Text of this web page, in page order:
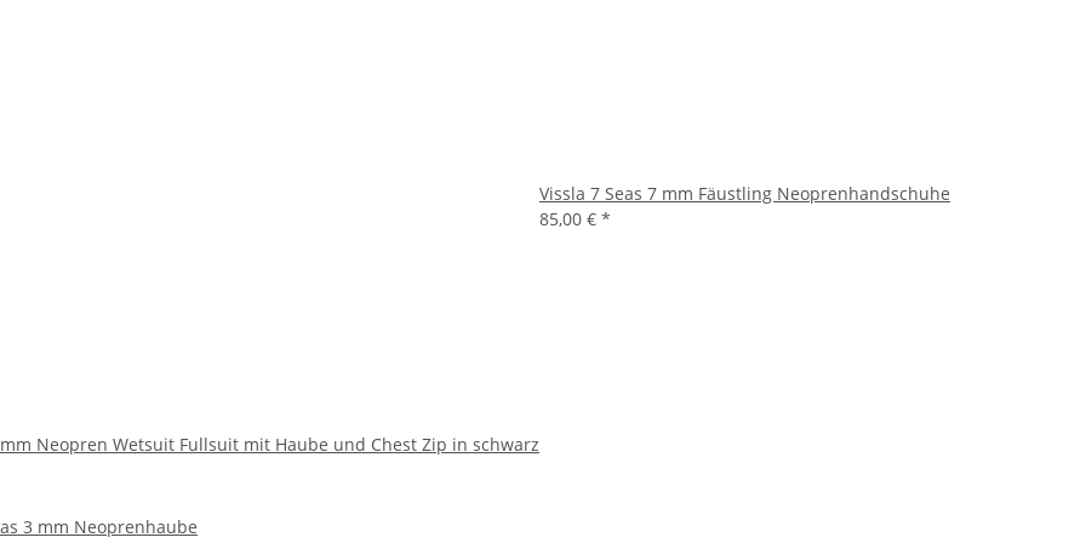
Neopren Wetsuit Fullsuit mit Haube und Chest Zip in schwarz
Vissla 7 Seas 7 mm Fäustling Neoprenhandschuhe
85,00 € *